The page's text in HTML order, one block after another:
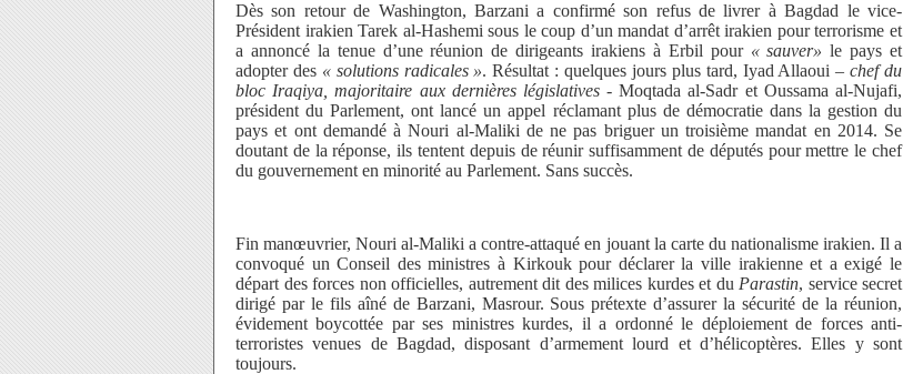
Dès son retour de Washington, Barzani a confirmé son refus de livrer à Bagdad le vice-
Président irakien Tarek al-Hashemi sous le coup d’un mandat d’arrêt irakien pour terrorisme et
a annoncé la tenue d’une réunion de dirigeants irakiens à Erbil pour « sauver» le pays et
adopter des « solutions radicales ». Résultat : quelques jours plus tard, Iyad Allaoui –chef du
bloc Iraqiya, majoritaire aux dernières législatives- Moqtada al-Sadr et Oussama al-Nujafi,
président du Parlement, ont lancé un appel réclamant plus de démocratie dans la gestion du
pays et ont demandé à Nouri al-Maliki de ne pas briguer un troisième mandat en 2014. Se
doutant de la réponse, ils tentent depuis de réunir suffisamment de députés pour mettre le chef
du gouvernement en minorité au Parlement. Sans succès.
Fin manœuvrier, Nouri al-Maliki a contre-attaqué en jouant la carte du nationalisme irakien. Il a
convoqué un Conseil des ministres à Kirkouk pour déclarer la ville irakienne et a exigé le
départ des forces non officielles, autrement dit des milices kurdes et du Parastin, service secret
dirigé par le fils aîné de Barzani, Masrour. Sous prétexte d’assurer la sécurité de la réunion,
évidement boycottée par ses ministres kurdes, il a ordonné le déploiement de forces anti-
terroristes venues de Bagdad, disposant d’armement lourd et d’hélicoptères. Elles y sont
toujours.